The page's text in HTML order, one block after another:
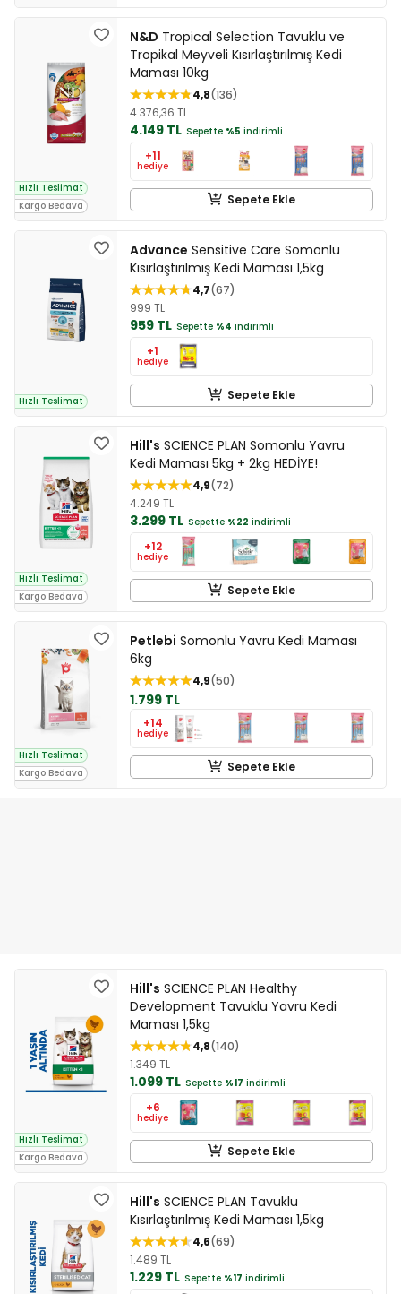
Hızlı Teslimat
Kargo Bedava
N&D Tropical Selection Tavuklu ve
Tropikal Meyveli Kısırlaştırılmış Kedi
Maması 10kg
4,8 136
4.376,36 TL
4.149 TL Sepette %5 indirimli
+11
hediye
Sepete Ekle
Hızlı Teslimat
Advance Sensitive Care Somonlu
Kısırlaştırılmış Kedi Maması 1,5kg
4,7 67
999 TL
959 TL Sepette %4 indirimli
+1
hediye
Sepete Ekle
Hızlı Teslimat
Kargo Bedava
Hill's SCIENCE PLAN Somonlu Yavru
Kedi Maması 5kg + 2kg HEDİYE!
4,9 72
4.249 TL
3.299 TL Sepette %22 indirimli
+12
hediye
Sepete Ekle
Hızlı Teslimat
Kargo Bedava
Petlebi Somonlu Yavru Kedi Maması
6kg
4,9 50
1.799 TL
+14
hediye
Sepete Ekle
Hızlı Teslimat
Kargo Bedava
Hill's SCIENCE PLAN Healthy
Development Tavuklu Yavru Kedi
Maması 1,5kg
4,8 140
1.349 TL
1.099 TL Sepette %17 indirimli
+6
hediye
Sepete Ekle
Hill's SCIENCE PLAN Tavuklu
Kısırlaştırılmış Kedi Maması 1,5kg
4,6 69
1.489 TL
1.229 TL Sepette %17 indirimli